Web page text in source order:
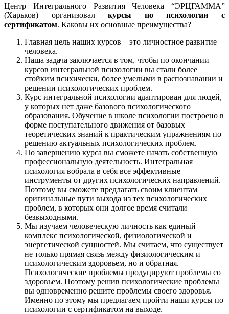
Центр Интегрального Развития Человека “ЭРЦГАММА”
(Харьков) организовалкурсы по психологии с
сертификатом. Каковы их основные преимущества?
Главная цель наших курсов – это личностное развитие
человека.
Наша задача заключается в том, чтобы по окончании
курсов интегральной психологии вы стали более
стойким психически, более умелыми в распознавании и
решении психологических проблем.
Курс интегральной психологии адаптирован для людей,
у которых нет даже базового психологического
образования. Обучение в школе психологии построено в
форме поступательного движения от базовых
теоретических знаний к практическим упражнениям по
решению актуальных психологических проблем.
По завершению курса вы сможете начать собственную
профессиональную деятельность. Интегральная
психология вобрала в себя все эффективные
инструменты от других психологических направлений.
Поэтому вы сможете предлагать своим клиентам
оригинальные пути выхода из тех психологических
проблем, в которых они долгое время считали
безвыходными.
Мы изучаем человеческую личность как единый
комплекс психологической, физиологической и
энергетической сущностей. Мы считаем, что существует
не только прямая связь между физиологическим и
психологическим здоровьем, но и обратная.
Психологические проблемы продуцируют проблемы со
здоровьем. Поэтому решив психологические проблемы
вы одновременно решите проблемы своего здоровья.
Именно по этому мы предлагаем пройти наши курсы по
психологии с сертификатом на выходе.